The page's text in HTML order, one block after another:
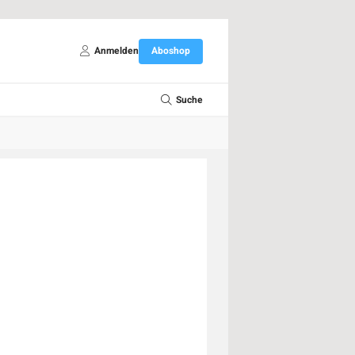
Anmelden Aboshop
Suche